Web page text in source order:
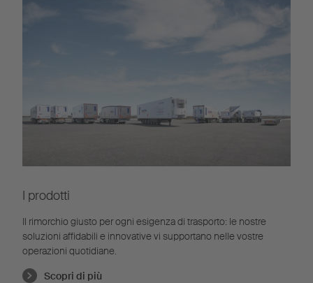
I prodotti
Il rimorchio giusto per ogni esigenza di trasporto: le nostre
soluzioni affidabili e innovative vi supportano nelle vostre
operazioni quotidiane.
Scopri di più